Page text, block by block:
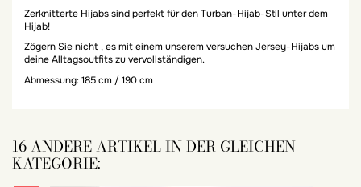
Zerknitterte Hijabs sind perfekt für den Turban-Hijab-Stil unter dem
Hijab!
Zögern Sie nicht , es mit einem unserem versuchenJersey-Hijabsum
deine Alltagsoutfits zu vervollständigen.
Abmessung:185 cm / 190 cm
16 ANDERE ARTIKEL IN DER GLEICHEN
KATEGORIE: